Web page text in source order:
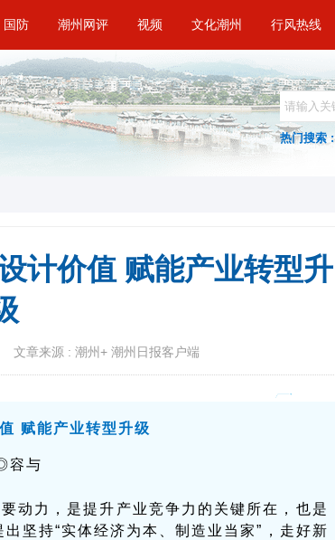
国防 潮州网评 视频 文化潮州 行风热线
热门搜索 :
计价值 赋能产业转型升
文章来源 : 潮州+ 潮州日报客户端
赋能产业转型升级
容与
动力，是提升产业竞争力的关键所在，也是
坚持“实体经济为本、制造业当家”，走好新